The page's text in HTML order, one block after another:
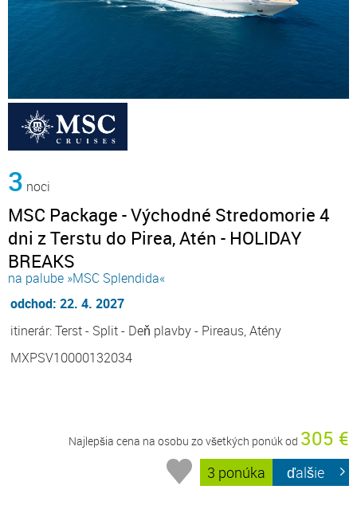
3 noci
MSC Package - Východné Stredomorie 4
dni z Terstu do Pirea, Atén - HOLIDAY
BREAKS
na palube »MSC Splendida«
odchod: 22. 4. 2027
itinerár: Terst - Split - Deň plavby - Pireaus, Atény
MXPSV10000132034
Najlepšia cena na osobu zo všetkých ponúk od 305 €
3 ponúka ďalšie